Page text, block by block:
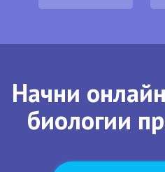
Начни
биологии